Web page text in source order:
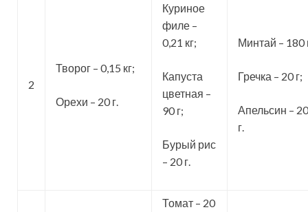
2
Творог – 0,15 кг;
Орехи – 20 г.
Куриное
филе –
0,21 кг;
Капуста
цветная –
90 г;
Бурый рис
– 20 г.
Минтай – 180
Гречка – 20 г;
Апельсин – 20
г.
Томат – 20